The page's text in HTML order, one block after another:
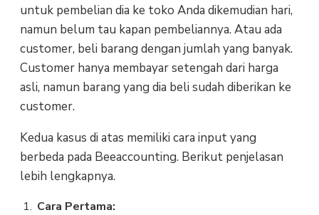
untuk pembelian dia ke toko Anda dikemudian hari,
namun belum tau kapan pembeliannya. Atau ada
customer, beli barang dengan jumlah yang banyak.
Customer hanya membayar setengah dari harga
asli, namun barang yang dia beli sudah diberikan ke
customer.
Kedua kasus di atas memiliki cara input yang
berbeda pada Beeaccounting. Berikut penjelasan
lebih lengkapnya.
Cara Pertama: